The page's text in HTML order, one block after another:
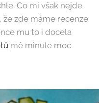
Co mi však nejde
že zde máme recenze
mu to i docela
mě minule moc